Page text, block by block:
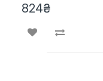
824₴